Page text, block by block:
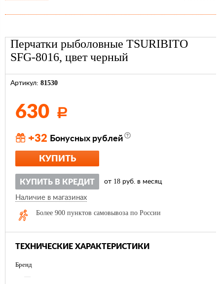
Перчатки рыболовные TSURIBITO
SFG-8016, цвет черный
Артикул: 81530
630 Р
+32 Бонусных рублей
КУПИТЬ
КУПИТЬ В КРЕДИТ от 18 руб. в месяц
Наличие в магазинах
Более 900 пунктов самовывоза по России
ТЕХНИЧЕСКИЕ ХАРАКТЕРИСТИКИ
Бренд
—